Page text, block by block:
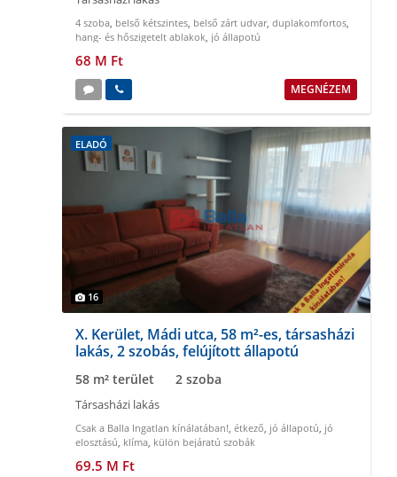
4 szoba, belső kétszintes, belső zárt udvar, duplakomfortos,
hang- és hőszigetelt ablakok, jó állapotú
68 M Ft
MEGNÉZEM
ELADÓ
16
X. Kerület, Mádi utca, 58 m²-es, társasházi
lakás, 2 szobás, felújított állapotú
58 m² terület 2 szoba
Társasházi lakás
Csak a Balla Ingatlan kínálatában!, étkező, jó állapotú, jó
elosztású, klíma, külön bejáratú szobák
69.5 M Ft